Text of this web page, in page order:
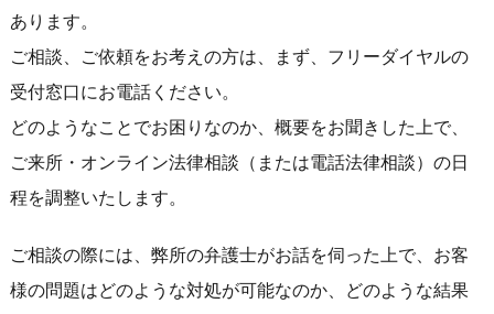
あります。
ご相談、ご依頼をお考えの方は、まず、フリーダイヤルの
受付窓口にお電話ください。
どのようなことでお困りなのか、概要をお聞きした上で、
ご来所・オンライン法律相談（または電話法律相談）の日
程を調整いたします。
ご相談の際には、弊所の弁護士がお話を伺った上で、お客
様の問題はどのような対処が可能なのか、どのような結果